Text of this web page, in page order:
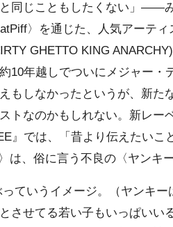
同じこともしたくない」――
〉を通じた、人気アーテ
GHETTO KING
10年越しでついにメジャー・
もしなかったというが、新た
トなのかもしれない。新レー
』では、「昔より伝えたいこ
、俗に言う不良の〈ヤンキ
ていうイメージ。（ヤンキー
させてる若い子もいっぱいい